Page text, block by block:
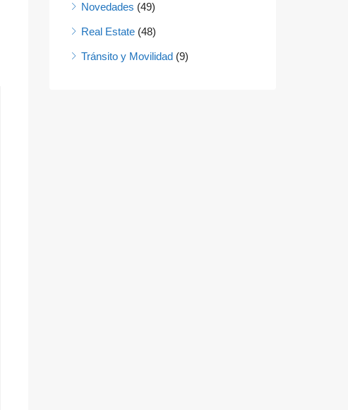
Novedades (49)
Real Estate (48)
Tránsito y Movilidad (9)